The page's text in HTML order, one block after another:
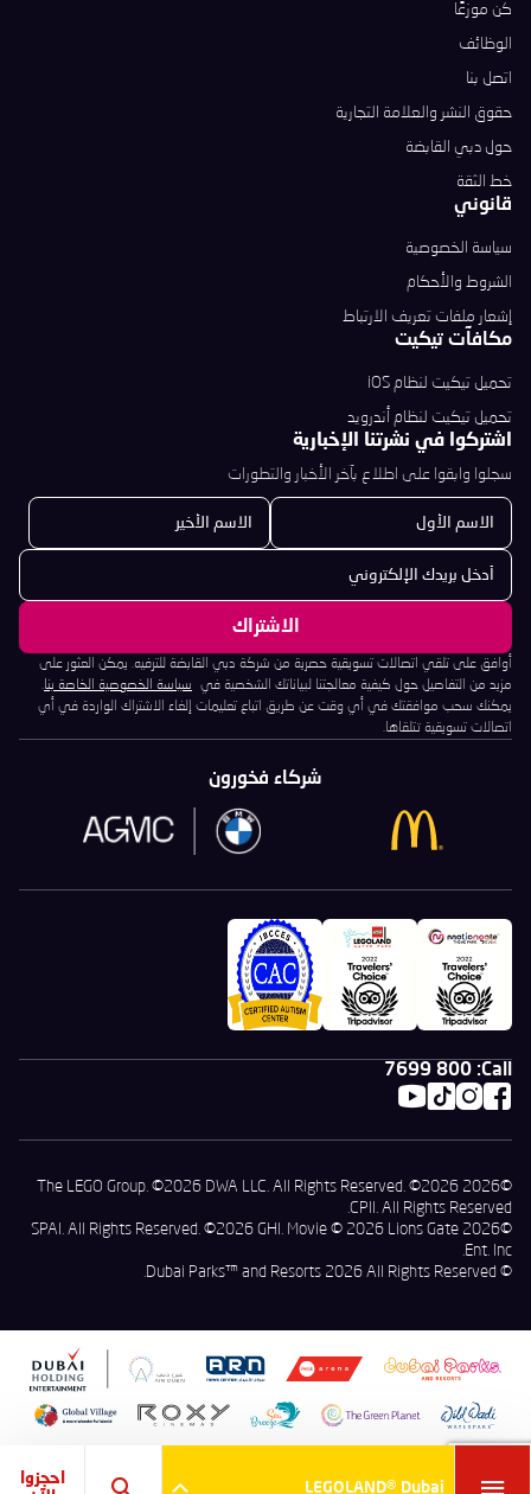
LEGOLAND® Dubai
احجزوا
اشتركوا في نشرتنا الإخبارية
سجلوا وابقوا على اطلاع بآخر الأخبار والتطورات
أوافق على تلقي اتصالات تسويقية حصرية من شركة دبي القابضة للترفيه. يمكن العثور على
مزيد من التفاصيل حول كيفية معالجتنا لبياناتك الشخصية في
سياسة الخصوصية الخاصة بنا.
يمكنك سحب موافقتك في أي وقت عن طريق اتباع تعليمات إلغاء الاشتراك الواردة في أي
اتصالات تسويقية تتلقاها.
كن موزعًا
الوظائف
اتصل بنا
حقوق النشر والعلامة التجارية
حول دبي القابضة
خط الثقة
قانوني
سياسة الخصوصية
الشروط والأحكام
إشعار ملفات تعريف الارتباط
مكافآت تيكيت
تحميل تيكيت لنظام iOS
تحميل تيكيت لنظام أندرويد
Call:
800 7699
شركاء فخورون
©2026 The LEGO Group. ©2026 DWA LLC. All Rights Reserved. ©2026
CPII. All Rights Reserved.
©2026 SPAI. All Rights Reserved. ©2026 GHI. Movie © 2026 Lions Gate
Ent. Inc.
© Dubai Parks™ and Resorts 2026 All Rights Reserved.